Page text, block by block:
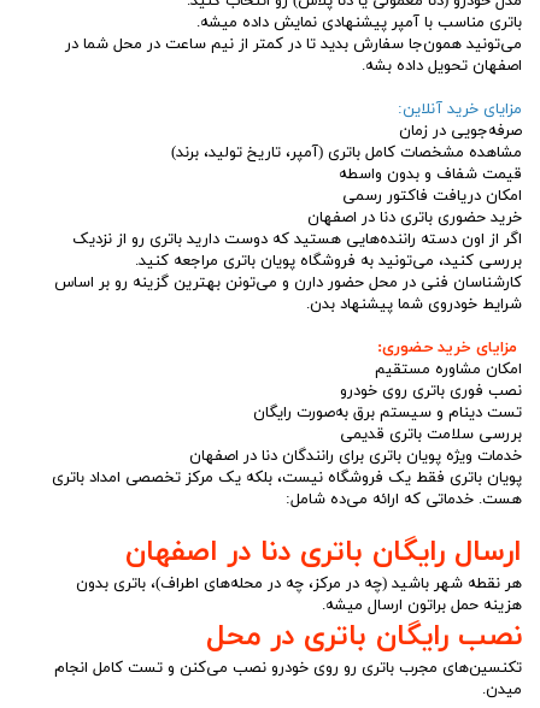
باتری مناسب با آمپر پیشنهادی نمایش داده میشه.
می‌تونید همون‌جا سفارش بدید تا در کمتر از نیم ساعت در محل شما در
اصفهان تحویل داده بشه.
مزایای خرید آنلاین:
صرفه‌جویی در زمان
مشاهده مشخصات کامل باتری (آمپر، تاریخ تولید، برند)
قیمت شفاف و بدون واسطه
امکان دریافت فاکتور رسمی
خرید حضوری باتری دنا در اصفهان
اگر از اون دسته راننده‌هایی هستید که دوست دارید باتری رو از نزدیک
بررسی کنید، می‌تونید به فروشگاه پویان باتری مراجعه کنید.
کارشناسان فنی در محل حضور دارن و می‌تونن بهترین گزینه رو بر اساس
شرایط خودروی شما پیشنهاد بدن.
مزایای خرید حضوری:
امکان مشاوره مستقیم
نصب فوری باتری روی خودرو
تست دینام و سیستم برق به‌صورت رایگان
بررسی سلامت باتری قدیمی
خدمات ویژه پویان باتری برای رانندگان دنا در اصفهان
پویان باتری فقط یک فروشگاه نیست، بلکه یک مرکز تخصصی امداد باتری
هست. خدماتی که ارائه می‌ده شامل:
ارسال رایگان باتری دنا در اصفهان
هر نقطه شهر باشید (چه در مرکز، چه در محله‌های اطراف)، باتری بدون
هزینه حمل براتون ارسال میشه.
نصب رایگان باتری در محل
تکنسین‌های مجرب باتری رو روی خودرو نصب می‌کنن و تست کامل انجام
میدن.